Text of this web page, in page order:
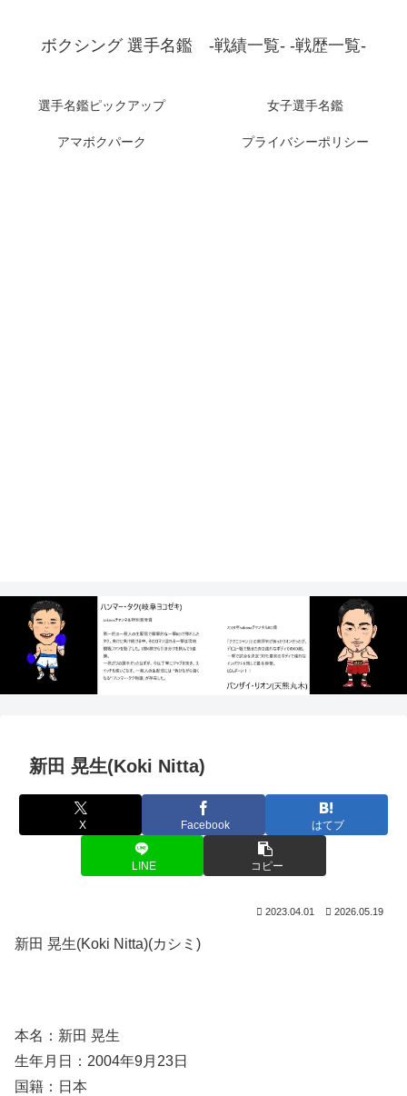
ボクシング 選手名鑑 -戦績一覧- -戦歴一覧-
選手名鑑ピックアップ 女子選手名鑑
アマボクパーク プライバシーポリシー
新田 晃生(Koki Nitta)
X Facebook はてブ
LINE コピー
2023.04.01 2026.05.19
新田 晃生(Koki Nitta)(カシミ)
本名：新田 晃生
生年月日：2004年9月23日
国籍：日本